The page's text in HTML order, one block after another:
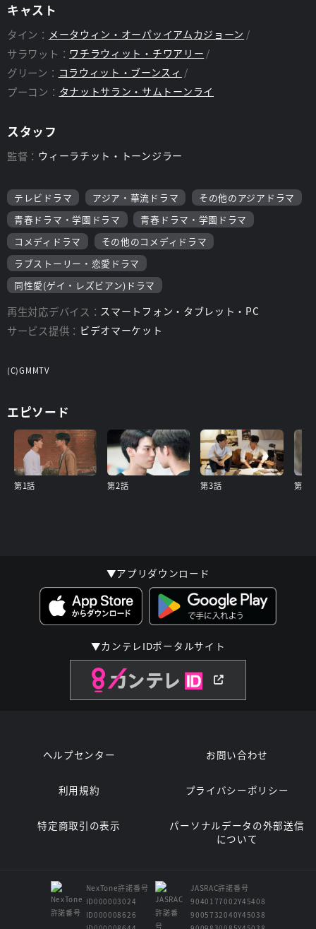
キャスト
タイン： メータウィン・オーパッイアムカジョーン
サラワット： ワチラウィット・チワアリー
グリーン： コラウィット・ブーンスィ
プーコン： タナットサラン・サムトーンライ
スタッフ
監督： ウィーラチット・トーンジラー
テレビドラマ アジア・華流ドラマ
その他のアジアドラマ
青春ドラマ・学園ドラマ
青春ドラマ・学園ドラマ
コメディドラマ
その他のコメディドラマ
ラブストーリー・恋愛ドラマ
同性愛(ゲイ・レズビアン)ドラマ
再生対応デバイス： スマートフォン・タブレット・PC
サービス提供： ビデオマーケット
(C)GMMTV
エピソード
第1話 第2話 第3話 第4話
▼アプリダウンロード
▼カンテレIDポータルサイト
ヘルプセンター お問い合わせ
利用規約 プライバシーポリシー
特定商取引の表示
パーソナルデータの外部送信
について
NexTone許諾番号
ID000003024
ID000008626
JASRAC許諾番号
9040177002Y45408
9005732040Y45038